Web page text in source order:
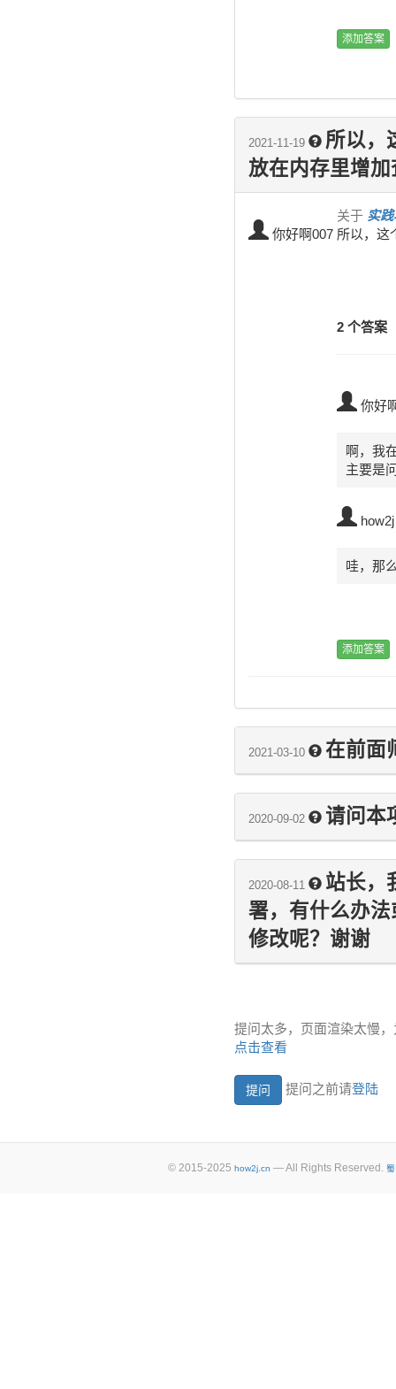
2021-11-19
所以，
放在内存里增
你好啊007
关于 实
所以，这
2 个答案
你好
啊，我
主要是
how2j
哇，那
2021-03-10 在前面
2020-09-02 请问本
2020-08-11
站长，
署，有什么办
修改呢？谢谢
提问太多，页面渲染太慢
点击查看
提问之前请登陆
© 2015-2025 how2j.cn — All Rights Reserved.